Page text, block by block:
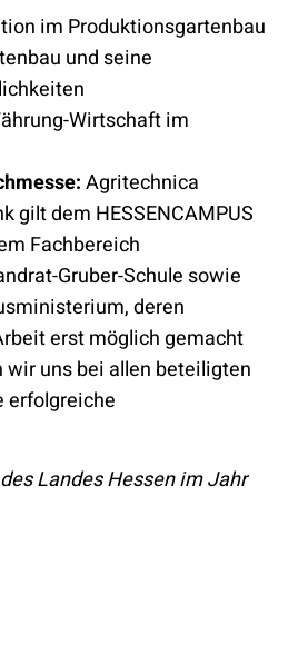
im Produktionsgartenbau
und seine
Wirtschaft im
Agritechnica
gilt dem HESSENCAMPUS
Fachbereich
Gruber-Schule sowie
deren
erst möglich gemacht
wir uns bei allen beteiligten
erfolgreiche
Landes Hessen im Jahr